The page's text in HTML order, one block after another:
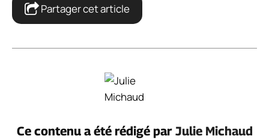
Partager cet article
Ce contenu a été rédigé par Julie Michaud